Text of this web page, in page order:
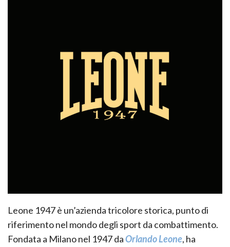
Leone 1947 è un’azienda tricolore storica, punto di
riferimento nel mondo degli sport da combattimento.
Fondata a Milano nel 1947 daOrlando Leone, ha